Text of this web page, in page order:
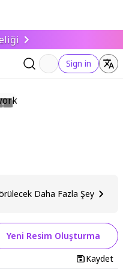
Sign in
Daha Fazla Şey
Yeni Resim Oluşturma
Kaydet